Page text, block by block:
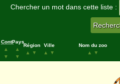
Chercher un mot dans cette liste :
Cont.
▲
▼
Pays
▲
▼
Région
▲
▼
Ville
▲
▼
Nom du zoo
▲
▼